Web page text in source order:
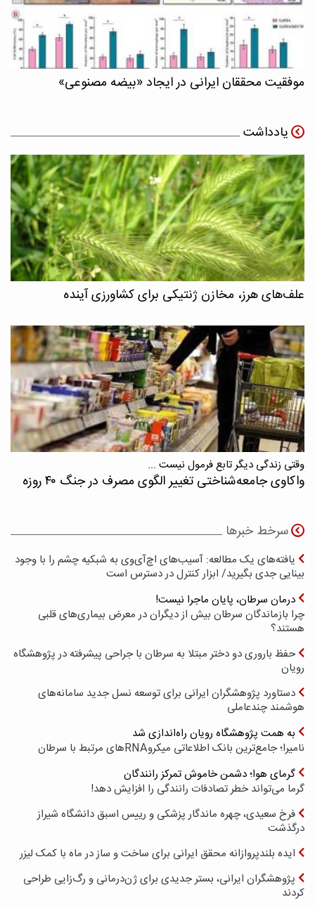
موفقیت محققان ایرانی در ایجاد «بیضه مصنوعی»
یادداشت
علف‌های هرز، مخازن ژنتیکی برای کشاورزی آینده
وقتی زندگی دیگر تابع فرمول نیست ...
واکاوی جامعه‌شناختی تغییر الگوی مصرف در جنگ ۴۰ روزه
سرخط خبرها
یافته‌های یک مطالعه: آسیب‌های اچ‌آی‌وی به شبکیه چشم را با وجود
بینایی جدی بگیرید/ ابزار کنترل در دسترس است
درمان سرطان، پایان ماجرا نیست!
چرا بازماندگان سرطان بیش از دیگران در معرض بیماری‌های قلبی
هستند؟
حفظ باروری دو دختر مبتلا به سرطان با جراحی پیشرفته در پژوهشگاه
رویان
دستاورد پژوهشگران ایرانی برای توسعه نسل جدید سامانه‌های
هوشمند چندعاملی
به همت پژوهشگاه رویان راه‌اندازی شد
نامیرا؛ جامع‌ترین بانک اطلاعاتی میکروRNAهای مرتبط با سرطان
گرمای هوا؛ دشمن خاموش تمرکز رانندگان
گرما می‌تواند خطر تصادفات رانندگی را افزایش دهد!
فرخ سعیدی، چهره ماندگار پزشکی و رییس اسبق دانشگاه شیراز
درگذشت
ایده بلندپروازانه محقق ایرانی برای ساخت و ساز در ماه با کمک لیزر
پژوهشگران ایرانی، بستر جدیدی برای ژن‌درمانی و رگ‌زایی طراحی
کردند